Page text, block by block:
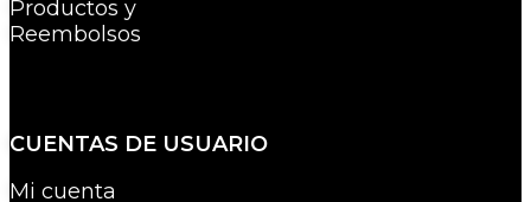
Productos y
Reembolsos
CUENTAS DE USUARIO
Mi cuenta